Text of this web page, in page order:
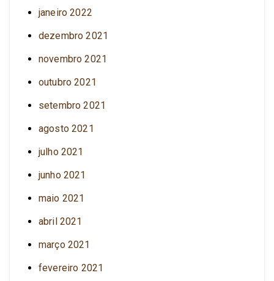
janeiro 2022
dezembro 2021
novembro 2021
outubro 2021
setembro 2021
agosto 2021
julho 2021
junho 2021
maio 2021
abril 2021
março 2021
fevereiro 2021